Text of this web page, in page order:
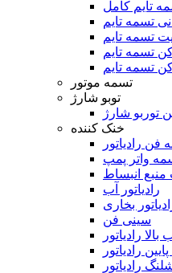
تایم کامل
تسمه تایم
تسمه تایم
تسمه تایم
تسمه تایم
تسمه موتور
توبو شارژ
توربو شارژ
خنک کننده
فن رادیاتور
واتر پمپ
انبساط
رادیاتور آب
بخاری
سینی فن
رادیاتور
رادیاتور
رادیاتور